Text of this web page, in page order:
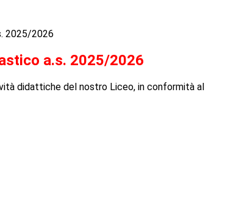
2025/2026
a.s. 2025/2026
didattiche del nostro Liceo, in conformità al